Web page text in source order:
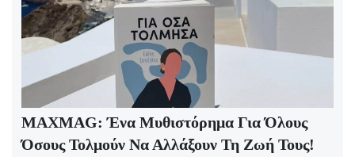
MAXMAG: Ένα Μυθιστόρημα Για Όλους
Όσους Τολμούν Να Αλλάξουν Τη Ζωή Τους!